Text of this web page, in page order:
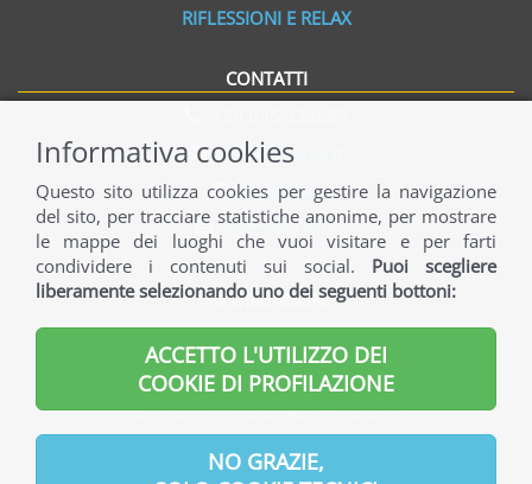
RIFLESSIONI E RELAX
CONTATTI
info@norama.it
Contattaci
Riservato ADV
INFORMAZIONI
INFORMAZIONI UTILI
CONDIZIONI GENERALI DI VENDITA
INFORMATIVA PRIVACY
Informativa cookies
Questo sito utilizza cookies per gestire la navigazione
del sito, per tracciare statistiche anonime, per mostrare
le mappe dei luoghi che vuoi visitare e per farti
condividere i contenuti sui social. Puoi scegliere
liberamente selezionando uno dei seguenti bottoni:
ACCETTO L'UTILIZZO DEI
COOKIE DI PROFILAZIONE
NO GRAZIE,